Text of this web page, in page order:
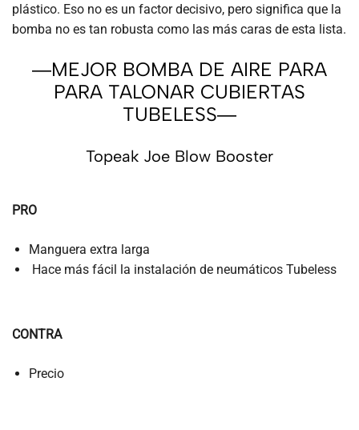
plástico. Eso no es un factor decisivo, pero significa que la
bomba no es tan robusta como las más caras de esta lista.
―MEJOR BOMBA DE AIRE PARA
PARA TALONAR CUBIERTAS
TUBELESS―
Topeak Joe Blow Booster
PRO
Manguera extra larga
Hace más fácil la instalación de neumáticos Tubeless
CONTRA
Precio